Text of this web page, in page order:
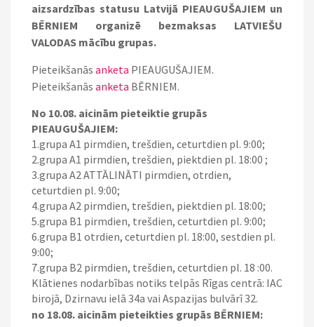
aizsardzības statusu Latvijā PIEAUGUŠAJIEM un
BĒRNIEM organizē bezmaksas LATVIEŠU
VALODAS mācību grupas.
Pieteikšanās anketa PIEAUGUŠAJIEM.
Pieteikšanās anketa BĒRNIEM.
No 10.08. aicinām pieteiktie grupās
PIEAUGUŠAJIEM:
1.grupa A1 pirmdien, trešdien, ceturtdien pl. 9:00;
2.grupa A1 pirmdien, trešdien, piektdien pl. 18:00 ;
3.grupa A2 ATTĀLINĀTI pirmdien, otrdien,
ceturtdien pl. 9:00;
4.grupa A2 pirmdien, trešdien, piektdien pl. 18:00;
5.grupa B1 pirmdien, trešdien, ceturtdien pl. 9:00;
6.grupa B1 otrdien, ceturtdien pl. 18:00, sestdien pl.
9:00;
7.grupa B2 pirmdien, trešdien, ceturtdien pl. 18 :00.
Klātienes nodarbības notiks telpās Rīgas centrā: IAC
birojā, Dzirnavu ielā 34a vai Aspazijas bulvārī 32.
no 18.08. aicinām pieteikties grupās BĒRNIEM: